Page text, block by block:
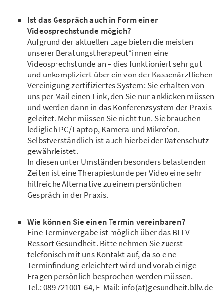
Ist das Gespräch auch in Form einer
Videosprechstunde mögich?
Aufgrund der aktuellen Lage bieten die meisten
unserer Beratungstherapeut*innen eine
Videosprechstunde an – dies funktioniert sehr gut
und unkompliziert über ein von der Kassenärztlichen
Vereinigung zertifiziertes System: Sie erhalten von
uns per Mail einen Link, den Sie nur anklicken müssen
und werden dann in das Konferenzsystem der Praxis
geleitet. Mehr müssen Sie nicht tun. Sie brauchen
lediglich PC/Laptop, Kamera und Mikrofon.
Selbstverständlich ist auch hierbei der Datenschutz
gewährleistet.
In diesen unter Umständen besonders belastenden
Zeiten ist eine Therapiestunde per Video eine sehr
hilfreiche Alternative zu einem persönlichen
Gespräch in der Praxis.
Wie können Sie einen Termin vereinbaren?
Eine Terminvergabe ist möglich über das BLLV
Ressort Gesundheit. Bitte nehmen Sie zuerst
telefonisch mit uns Kontakt auf, da so eine
Terminfindung erleichtert wird und vorab einige
Fragen persönlich besprochen werden müssen.
Tel.: 089 721001-64, E-Mail: info(at)gesundheit.bllv.de